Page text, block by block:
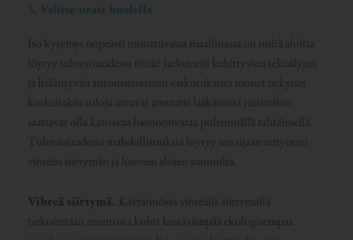
3. Valitse urasi huolella
Iso kysymys nopeasti muuttuvassa maailmassa on miltä aloilta
löytyy tulevaisuudessa töitä? Jatkuvasti kehittyvien tekoälyjen
ja lisääntyvän automatisaation vaikutuksista monet nykyiset
korkeitakin tuloja antavat ammatit lääkäreistä juristeihin
saattavat olla katoavaa luonnonvaraa pidemmällä tähtäimellä.
Tulevaisuudessa mahdollisuuksia löytyy sen sijaan erityisesti
vihreän siirtymän ja luovien alojen suunnilta.
Vihreä siirtymä. Käytännössä vihreällä siirtymällä
tarkoitetaan muutosta kohti kestävämpää ekologisempaa